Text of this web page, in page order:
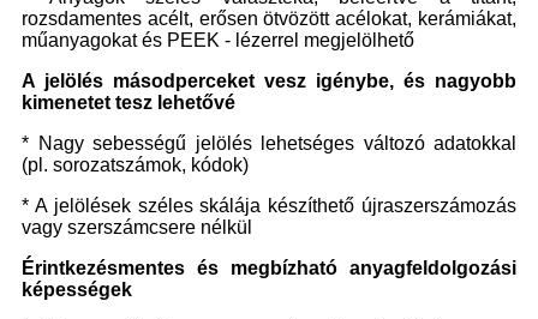
rozsdamentes acélt, erősen ötvözött acélokat, kerámiákat,
műanyagokat és PEEK - lézerrel megjelölhető
A jelölés másodperceket vesz igénybe, és nagyobb
kimenetet tesz lehetővé
* Nagy sebességű jelölés lehetséges változó adatokkal
(pl. sorozatszámok, kódok)
* A jelölések széles skálája készíthető újraszerszámozás
vagy szerszámcsere nélkül
Érintkezésmentes és megbízható anyagfeldolgozási
képességek